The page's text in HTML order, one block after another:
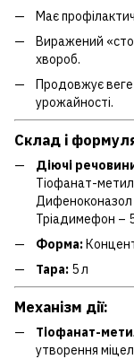
Має
Виражений
хвороб.
Продовжує
урожайності.
Склад і
Діючі
Тіофанат-
Дифеноконазол
Тріадимефон –
Форма:
Тара: 5 л
Механізм дії:
Тіофанат-
утворення